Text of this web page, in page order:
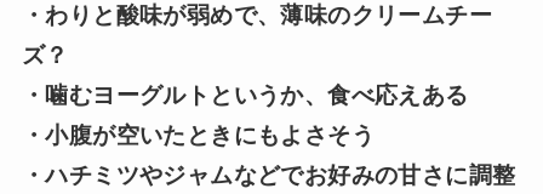
・わりと酸味が弱めで、薄味のクリームチー
ズ？
・噛むヨーグルトというか、食べ応えある
・小腹が空いたときにもよさそう
・ハチミツやジャムなどでお好みの甘さに調整